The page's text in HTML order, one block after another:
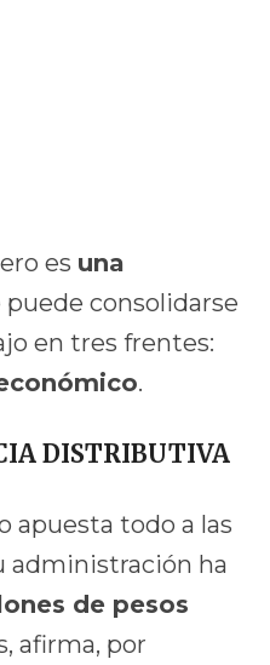
es una
puede consolidarse
en tres frentes:
.
DISTRIBUTIVA
apuesta todo a las
administración ha
de pesos
afirma, por